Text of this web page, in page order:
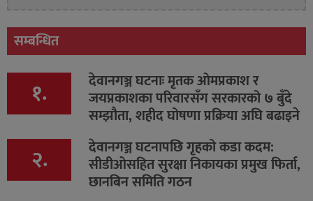
सम्बन्धित
१. देवानगञ्ज घटनाः मृतक ओमप्रकाश र
जयप्रकाशका परिवारसँग सरकारको ७ बुँदे
सम्झौता, शहीद घोषणा प्रक्रिया अघि बढाइने
२. देवानगञ्ज घटनापछि गृहको कडा कदम:
सीडीओसहित सुरक्षा निकायका प्रमुख फिर्ता,
छानबिन समिति गठन